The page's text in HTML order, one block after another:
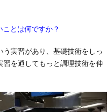
ことは何ですか？
う実習があり、基礎技術をしっ
を通してもっと調理技術を伸